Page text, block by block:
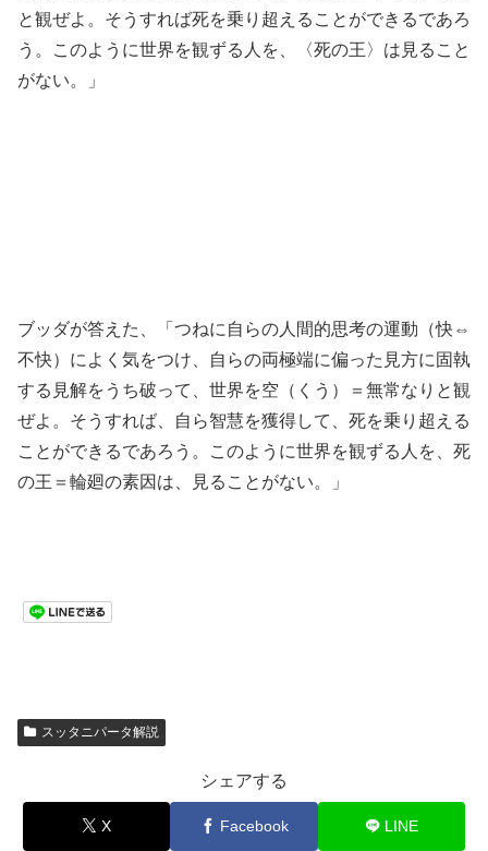
と観ぜよ。そうすれば死を乗り超えることができるであろ
う。このように世界を観ずる人を、〈死の王〉は見ること
がない。」
ブッダが答えた、「つねに自らの人間的思考の運動（快⇔
不快）によく気をつけ、自らの両極端に偏った見方に固執
する見解をうち破って、世界を空（くう）＝無常なりと観
ぜよ。そうすれば、自ら智慧を獲得して、死を乗り超える
ことができるであろう。このように世界を観ずる人を、死
の王＝輪廻の素因は、見ることがない。」
スッタニパータ解説
シェアする
X Facebook LINE